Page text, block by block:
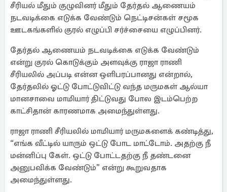
சீரியல் மீதும் குழுவினர் மீதும் தேர்தல் ஆணையம்
நடவடிக்கை எடுக்க வேண்டும் நெட்டிசன்கள் சமூக
ஊடகங்களில் குரல் எழுப்பி சர்ச்சையை எழுப்பினர்.
தேர்தல் ஆணையம் நடவடிக்கை எடுக்க வேண்டும்
என்று குரல் கொடுக்கும் அளவுக்கு ராஜா ராணி
சீரியலில் அப்படி என்ன ஒளிபரப்பானது என்றால்,
தேர்தலில் ஓட்டு போட்டுவிட்டு வந்த மருமகள் ஆல்யா
மானசாவை மாமியார் திட்டுவது போல இடம்பெற்ற
காட்சிதான் காரணமாக அமைந்துள்ளது.
ராஜா ராணி சீரியலில் மாமியார் மருமகளைக் கண்டித்து,
“எங்க வீட்டில் யாரும் ஒட்டு போட மாட்டோம். அதற்கு நீ
மன்னிப்பு கேள். ஒட்டு போட்டதற்கு நீ தண்டனை
அனுபவிக்க வேண்டும்” என்று கூறுவதாக
அமைந்துள்ளது.